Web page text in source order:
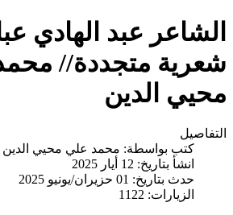
الشاعر عبد الهادي
شعرية متجددة//
محيي الدين
التفاصيل
كتب بواسطة: محمد علي محيي الدين
انشأ بتاريخ: 12 أيار 2025
حدث بتاريخ: 01 حزيران/يونيو 2025
الزيارات: 1122